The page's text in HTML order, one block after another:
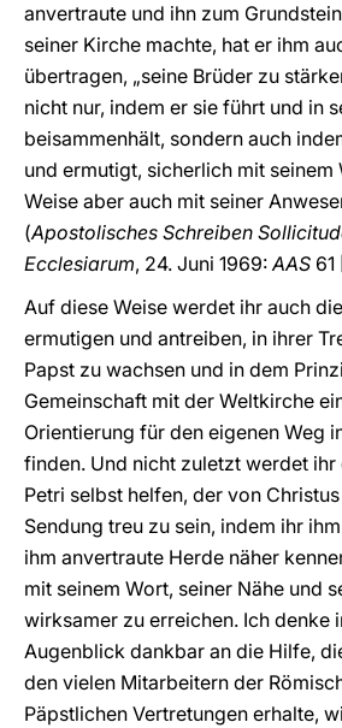
anvertraute und ihn zum
seiner Kirche machte, hat er ihm
übertragen, „seine Brüder zu
nicht nur, indem er sie führt und in
beisammenhält, sondern auch
und ermutigt, sicherlich mit seinem
Weise aber auch mit seiner
(Apostolisches Schreiben
Ecclesiarum, 24. Juni 1969:AAS
Auf diese Weise werdet ihr auch
ermutigen und antreiben, in ihrer
Papst zu wachsen und in dem
Gemeinschaft mit der Weltkirche
Orientierung für den eigenen Weg
finden. Und nicht zuletzt werdet
Petri selbst helfen, der von
Sendung treu zu sein, indem ihr
ihm anvertraute Herde näher
mit seinem Wort, seiner Nähe und
wirksamer zu erreichen. Ich denke
Augenblick dankbar an die Hilfe,
den vielen Mitarbeitern der
Päpstlichen Vertretungen erhalte,